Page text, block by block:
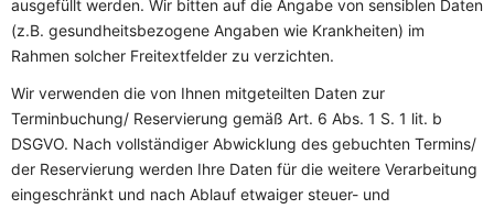
ausgefüllt werden. Wir bitten auf die Angabe von sensiblen Daten
(z.B. gesundheitsbezogene Angaben wie Krankheiten) im
Rahmen solcher Freitextfelder zu verzichten.
Wir verwenden die von Ihnen mitgeteilten Daten zur
Terminbuchung/ Reservierung gemäß Art. 6 Abs. 1 S. 1 lit. b
DSGVO. Nach vollständiger Abwicklung des gebuchten Termins/
der Reservierung werden Ihre Daten für die weitere Verarbeitung
eingeschränkt und nach Ablauf etwaiger steuer- und